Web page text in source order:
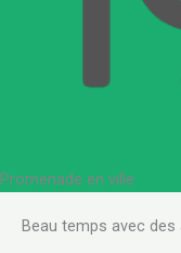
Promenade en ville
Beau temps avec des